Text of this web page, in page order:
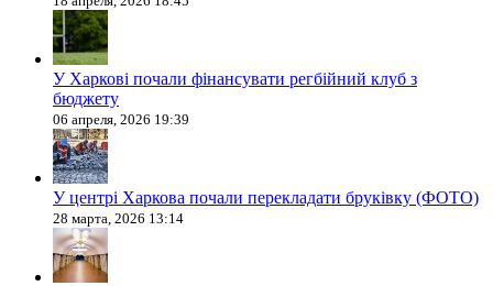
У Харкові почали фінансувати регбійний клуб з
бюджету
06 апреля, 2026 19:39
У центрі Харкова почали перекладати бруківку (ФОТО)
28 марта, 2026 13:14